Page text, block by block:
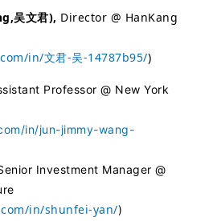
吴文君), Director @ HanKang
in/文君-吴-14787b95/)
Professor @ New York
in/jun-jimmy-wang-
Investment Manager @
in/shunfei-yan/)